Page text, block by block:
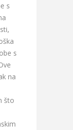
s
s
na
što